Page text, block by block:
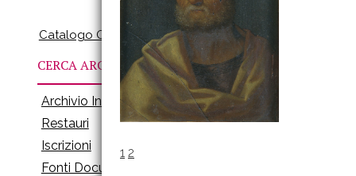
Catalogo Online
CERCA ARCHIVI
Archivio Inventari
Restauri
Iscrizioni
Fonti Documenti
1 2